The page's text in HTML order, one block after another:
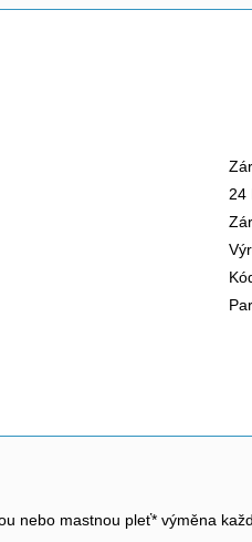
24
nebo mastnou pleť* výměna